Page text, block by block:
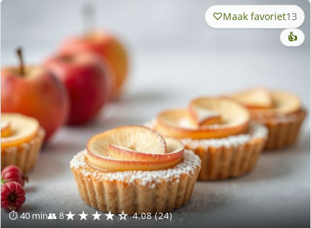
⏱ 40 min👥 8★★★★☆ 4.08 (24)
Maak favoriet13
👍